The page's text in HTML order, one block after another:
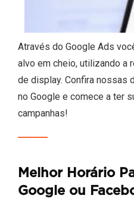
Através do Google Ads
alvo em cheio, utilizando a
de display. Confira nossas
no Google e comece a ter
campanhas!
Melhor Horário
Google ou